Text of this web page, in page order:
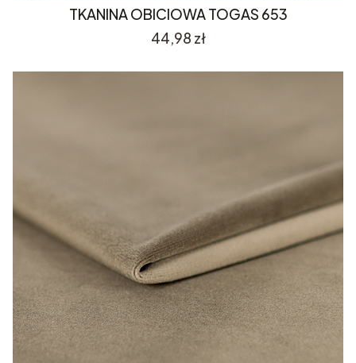
TKANINA OBICIOWA TOGAS 653
Cena
44,98 zł